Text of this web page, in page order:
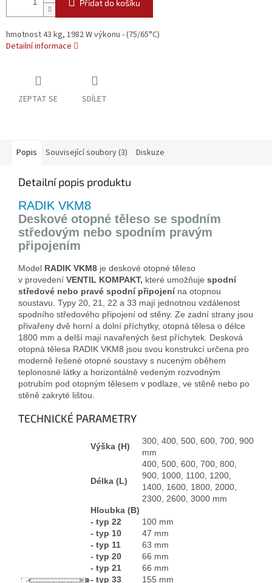
Přidat do košíku
hmotnost 43 kg, 1982 W výkonu - (75/65°C)
Detailní informace
ZEPTAT SE SDÍLET
Popis Související soubory (3) Diskuze
Detailní popis produktu
RADIK VKM8
Deskové otopné těleso se spodním
středovým nebo spodním pravým
připojením
Model RADIK VKM8 je deskové otopné těleso
v provedení VENTIL KOMPAKT, které umožňuje spodní
středové nebo pravé spodní připojenína otopnou
soustavu. Typy 20, 21, 22 a 33 mají jednotnou vzdálenost
spodního středového připojení od stěny. Ze zadní strany jsou
přivařeny dvě horní a dolní příchytky, otopná tělesa o délce
1800 mm a delší mají navařených šest příchytek. Desková
otopná tělesa RADIK VKM8 jsou svou konstrukcí určena pro
moderně řešené otopné soustavy s nuceným oběhem
teplonosné látky a horizontálně vedeným rozvodným
potrubím pod otopným tělesem v podlaze, ve stěně nebo po
stěně zakryté lištou.
TECHNICKÉ PARAMETRY
Výška (H)
300, 400, 500, 600, 700, 900
mm
Délka (L)
400, 500, 600, 700, 800,
900, 1000, 1100, 1200,
1400, 1600, 1800, 2000,
2300, 2600, 3000 mm
Hloubka (B)
- typ 22
100 mm
- typ 10
47 mm
- typ 11
63 mm
- typ 20
66 mm
- typ 21
66 mm
- typ 33
155 mm